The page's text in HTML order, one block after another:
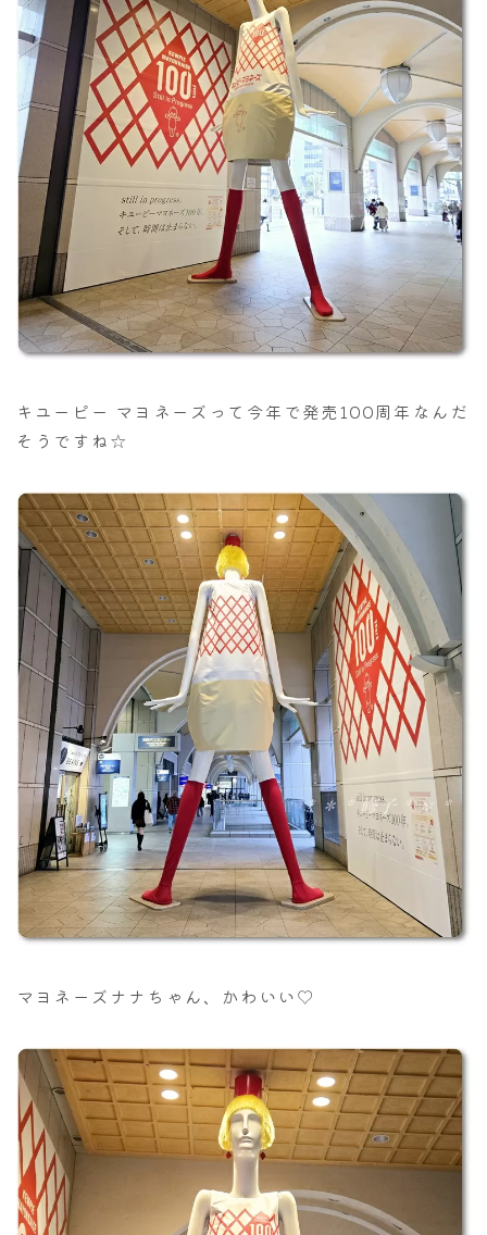
キユーピー マヨネーズって今年で発売100周年なんだ
そうですね☆
マヨネーズナナちゃん、かわいい♡